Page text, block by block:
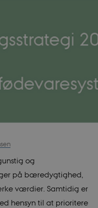
og
på bæredygtighed,
værdier. Samtidig er
hensyn til at prioritere